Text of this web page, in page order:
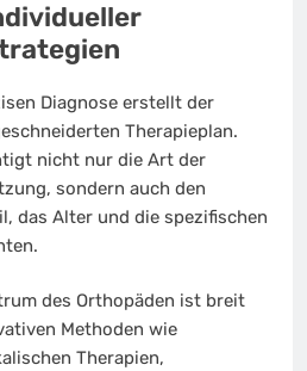
Diagnose erstellt der
Therapieplan.
nicht nur die Art der
sondern auch den
das Alter und die spezifischen
des Orthopäden ist breit
Methoden wie
Therapien,